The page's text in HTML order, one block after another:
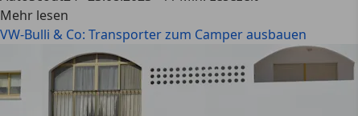
Mehr lesen
VW-Bulli & Co: Transporter zum Camper ausbauen